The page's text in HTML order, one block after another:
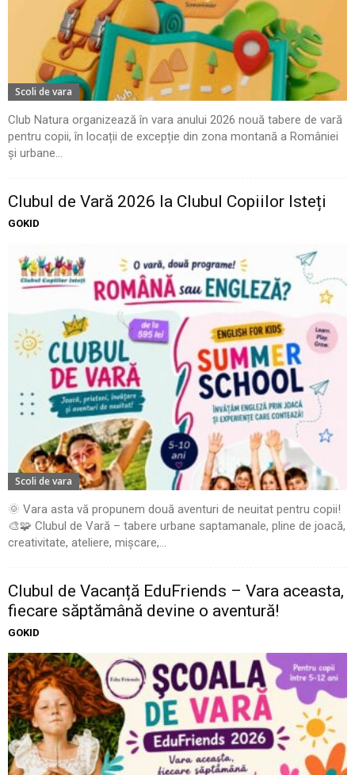
Scoli de vara
Club Natura organizează în vara anului 2026 nouă tabere de vară
pentru copii, în locații de excepție din zona montană a României
și urbane...
Clubul de Vară 2026 la Clubul Copiilor Isteți
GOKID
Scoli de vara
🌞 Vara asta vă propunem două aventuri de neuitat pentru copii!
🎨🧩 Clubul de Vară – tabere urbane saptamanale, pline de joacă,
creativitate, ateliere, mișcare,...
Clubul de Vacanță EduFriends – Vara aceasta,
fiecare săptămână devine o aventură!
GOKID